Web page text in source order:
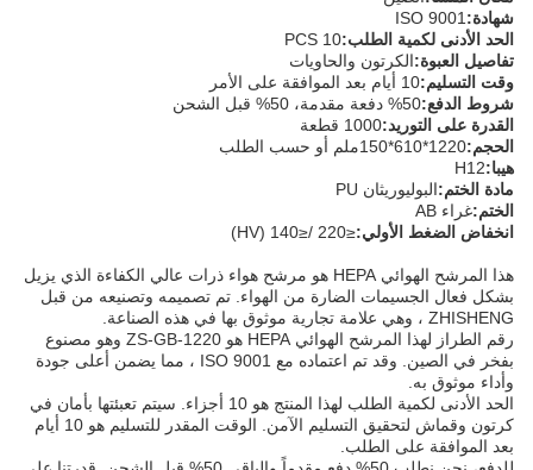
شهادة: ISO 9001
الحد الأدنى لكمية الطلب:10 PCS
تفاصيل العبوة:الكرتون والحاويات
وقت التسليم:10 أيام بعد الموافقة على الأمر
شروط الدفع:50% دفعة مقدمة، 50% قبل الشحن
القدرة على التوريد:1000 قطعة
الحجم:1220*610*150ملم أو حسب الطلب
هيبا:H12
مادة الختم:البوليوريثان PU
الختم:غراء AB
انخفاض الضغط الأولي:≤220 /≤140 (HV)
هذا المرشح الهوائي HEPA هو مرشح هواء ذرات عالي الكفاءة الذي يزيل
بشكل فعال الجسيمات الضارة من الهواء. تم تصميمه وتصنيعه من قبل
ZHISHENG ، وهي علامة تجارية موثوق بها في هذه الصناعة.
رقم الطراز لهذا المرشح الهوائي HEPA هو ZS-GB-1220 وهو مصنوع
بفخر في الصين. وقد تم اعتماده مع ISO 9001 ، مما يضمن أعلى جودة
وأداء موثوق به.
الحد الأدنى لكمية الطلب لهذا المنتج هو 10 أجزاء. سيتم تعبئتها بأمان في
كرتون وقماش لتحقيق التسليم الآمن. الوقت المقدر للتسليم هو 10 أيام
بعد الموافقة على الطلب.